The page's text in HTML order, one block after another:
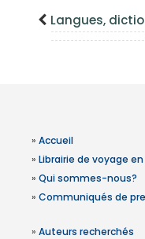
Langues,
» Accueil
» Librairie de voyage
» Qui sommes-nous?
» Communiqués de
» Auteurs recherchés